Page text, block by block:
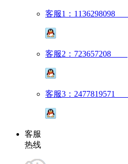
客服1：1136298098
客服2：723657208
客服3：2477819571
客服
热线